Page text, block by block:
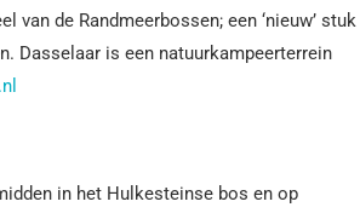
de Randmeerbossen; een ‘nieuw’ stuk
Dasselaar is een natuurkampeerterrein
in het Hulkesteinse bos en op